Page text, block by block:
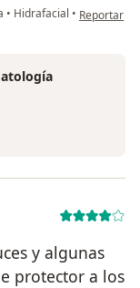
• Hidrafacial • en opinión
Reportar
y algunas
protector a los